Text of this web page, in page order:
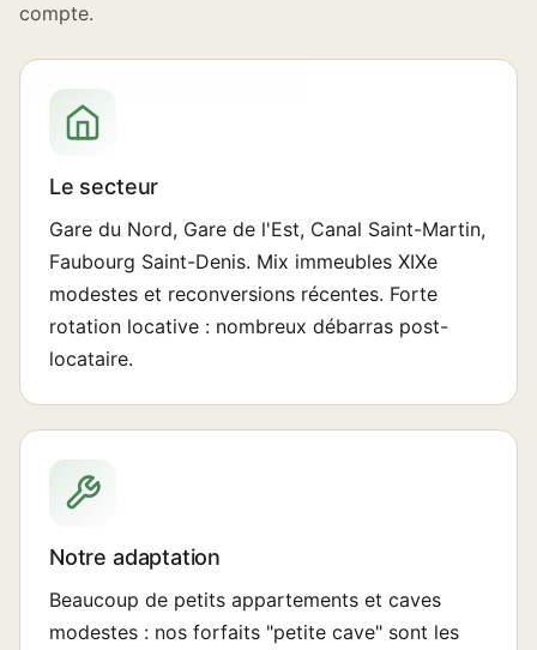
compte.
Le secteur
Gare du Nord, Gare de l'Est, Canal Saint-Martin,
Faubourg Saint-Denis. Mix immeubles XIXe
modestes et reconversions récentes. Forte
rotation locative : nombreux débarras post-
locataire.
Notre adaptation
Beaucoup de petits appartements et caves
modestes : nos forfaits "petite cave" sont les